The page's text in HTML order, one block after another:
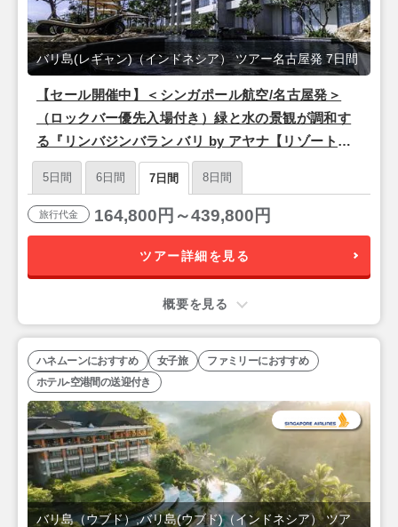
【セール開催中】＜シンガポール航空/名古屋発＞
（ロックバー優先入場付き）緑と水の景観が調和す
る『リンバジンバラン バリ by アヤナ【リゾートビ
ュールーム】』バリ島7日間
バリ島(レギャン)（インドネシア） ツアー名古屋発 7日間
5日間 6日間 7日間 8日間
旅行代金 164,800円～439,800円
ツアー詳細を見る
概要を見る
バリ島（ウブド）,バリ島(ウブド)（インドネシア） ツア
ハネムーンにおすすめ 女子旅
ファミリーにおすすめ
ホテル-空港間の送迎付き